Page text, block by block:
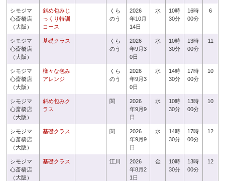
シモジマ
心斎橋店
（大阪）
斜め包みじ
っくり特訓
コース
くら
のう
2026
年10月
14日
水
10時
30分
16時
00分
6
シモジマ
心斎橋店
（大阪）
基礎クラス
くら
のう
2026
年9月3
0日
水
10時
30分
13時
00分
11
シモジマ
心斎橋店
（大阪）
様々な包み
アレンジ
くら
のう
2026
年9月3
0日
水
14時
30分
17時
00分
10
シモジマ
心斎橋店
（大阪）
斜め包みク
ラス
関
2026
年9月9
日
水
10時
30分
13時
00分
10
シモジマ
心斎橋店
（大阪）
基礎クラス 関
2026
年9月9
日
水
14時
30分
17時
00分
12
シモジマ
心斎橋店
（大阪）
基礎クラス 江川
2026
年8月2
1日
金
10時
30分
13時
00分
12